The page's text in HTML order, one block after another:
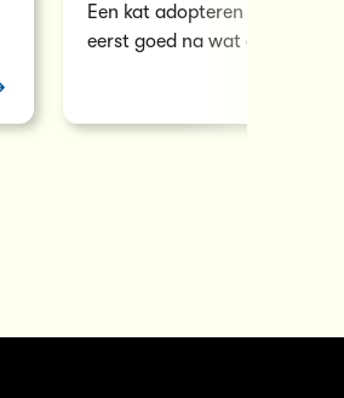
Een kat adopteren loont.
eerst goed na wat dat
over!